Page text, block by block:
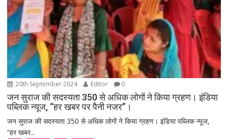
20th September 2024 Editor 0
जन सुराज की सदस्यता 350 से अधिक लोगों ने किया ग्रहण। इंडिया
पब्लिक न्यूज, “हर खबर पर पैनी नजर”।
जन सुराज की सदस्यता 350 से अधिक लोगों ने किया ग्रहण। इंडिया पब्लिक न्यूज,
“हर खबर...